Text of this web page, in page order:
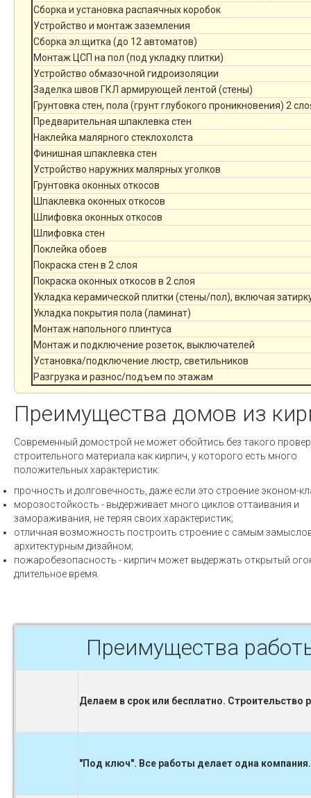
Сборка и установка распаячных коробок
Устройство и монтаж заземления
Сборка эл.щитка (до 12 автоматов)
Монтаж ЦСП на пол (под укладку плитки)
Устройство обмазочной гидроизоляции
Заделка швов ГКЛ армирующей лентой (стены)
Грунтовка стен, пола (грунт глубокого проникновения) 2
Предварительная шпаклевка стен
Наклейка малярного стеклохолста
Финишная шпаклевка стен
Устройство наружних малярных уголков
Грунтовка оконных откосов
Шпаклевка оконных откосов
Шлифовка оконных откосов
Шлифовка стен
Поклейка обоев
Покраска стен в 2 слоя
Покраска оконных откосов в 2 слоя
Укладка керамической плитки (стены/пол), включая
Укладка покрытия пола (ламинат)
Монтаж напольного плинтуса
Монтаж и подключение розеток, выключателей
Установка/подключение люстр, светильников
Разгрузка и разнос/подъем по этажам
Преимущества домов из
Современный домострой не может обойтись без такого
строительного материала как кирпич, у которого есть много
положительных характеристик:
прочность и долговечность, даже если это строение эконом-
морозостойкость - выдерживает много циклов оттаивания и
замораживания, не теряя своих характеристик;
отличная возможность построить строение с самым
архитектурным дизайном;
пожаробезопасность - кирпич может выдержать открытый
длительное время.
Преимущества
Делаем в срок или бесплатно.
"Под ключ". Все работы делает одна компания.